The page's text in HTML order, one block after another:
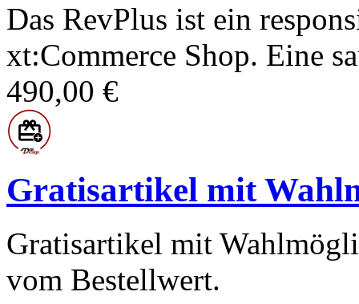
Das RevPlus ist ein
xt:Commerce Shop. Eine
490,00 €
Gratisartikel mit
Gratisartikel mit
vom Bestellwert.